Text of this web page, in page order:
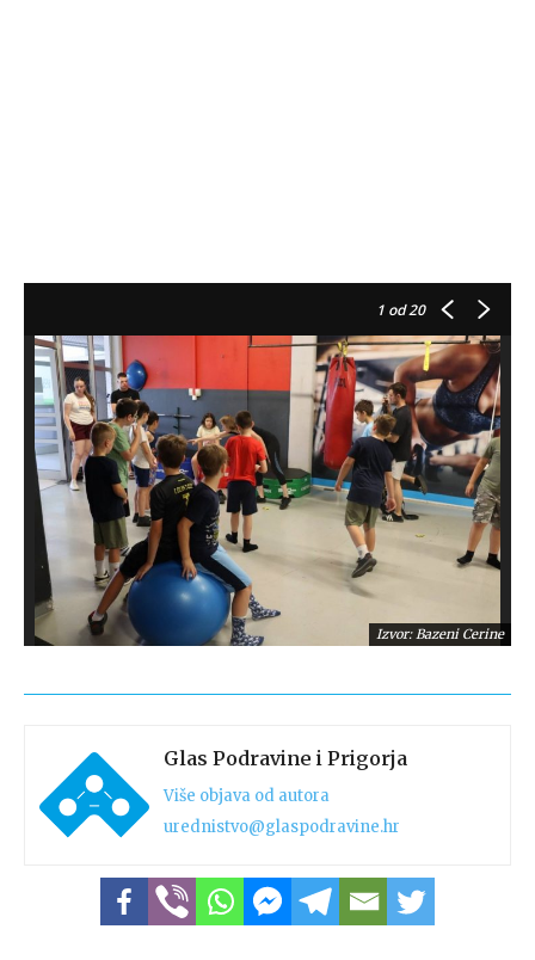
1 od 20
Izvor: Bazeni Cerine
Glas Podravine i Prigorja
Više objava od autora
urednistvo@glaspodravine.hr